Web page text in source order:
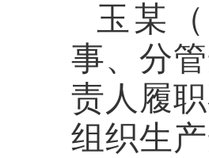
玉某（
事、分
责人履
组织生